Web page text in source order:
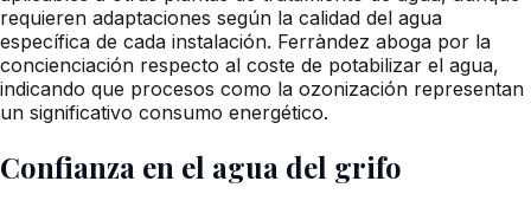
requieren adaptaciones según la calidad del agua
específica de cada instalación. Ferràndez aboga por la
concienciación respecto al coste de potabilizar el agua,
indicando que procesos como la ozonización representan
un significativo consumo energético.
Confianza en el agua del grifo